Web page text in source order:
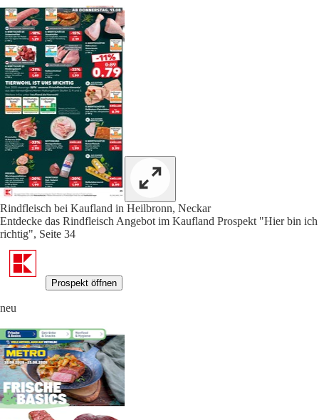
Rindfleisch bei Kaufland in Heilbronn, Neckar
Entdecke das Rindfleisch Angebot im Kaufland Prospekt "Hier bin ich
richtig", Seite 34
Prospekt öffnen
neu